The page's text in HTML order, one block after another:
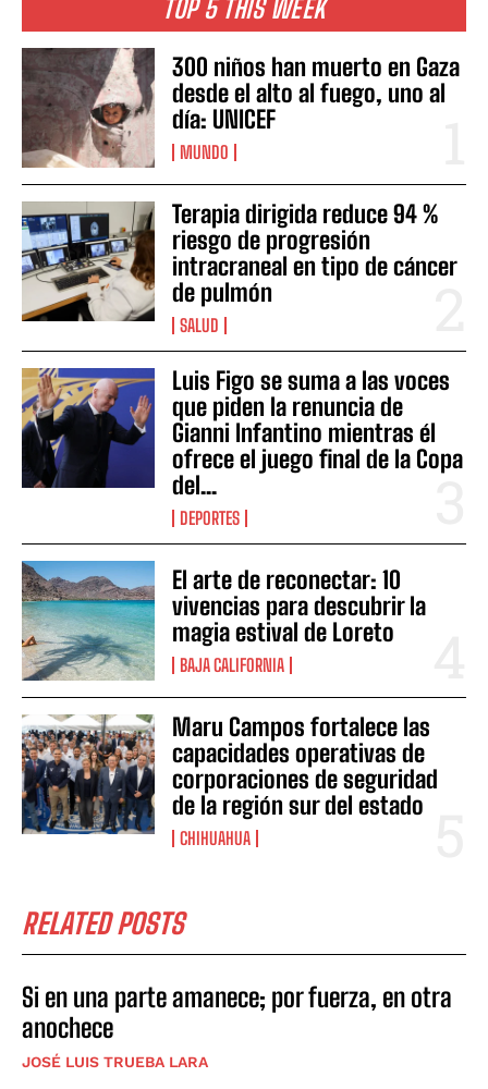
TOP 5 THIS WEEK
300 niños han muerto en Gaza
desde el alto al fuego, uno al
día: UNICEF
MUNDO
Terapia dirigida reduce 94 %
riesgo de progresión
intracraneal en tipo de cáncer
de pulmón
SALUD
Luis Figo se suma a las voces
que piden la renuncia de
Gianni Infantino mientras él
ofrece el juego final de la Copa
del...
DEPORTES
El arte de reconectar: 10
vivencias para descubrir la
magia estival de Loreto
BAJA CALIFORNIA
Maru Campos fortalece las
capacidades operativas de
corporaciones de seguridad
de la región sur del estado
CHIHUAHUA
RELATED POSTS
Si en una parte amanece; por fuerza, en otra
anochece
JOSÉ LUIS TRUEBA LARA